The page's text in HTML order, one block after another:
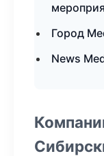
Город
News